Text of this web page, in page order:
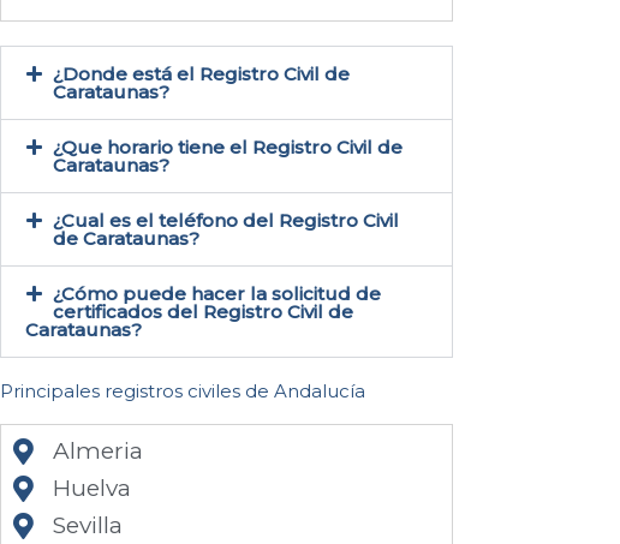
¿Donde está el Registro Civil de
Carataunas​?
¿Que horario tiene el Registro Civil de
Carataunas?
¿Cual es el teléfono del Registro Civil
de Carataunas​?
¿Cómo puede hacer la solicitud de
certificados del Registro Civil de
Carataunas​?
Principales registros civiles de Andalucía
Almeria
Huelva
Sevilla